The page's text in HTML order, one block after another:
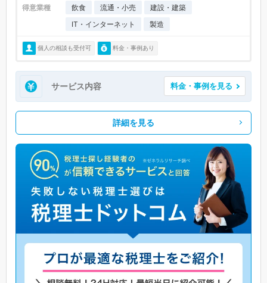
得意業種 飲食 流通・小売
建設・建築
IT・インターネット
製造
個人の相談も受付可 料金・事例あり
サービス内容 料金・事例を見る
詳細を見る